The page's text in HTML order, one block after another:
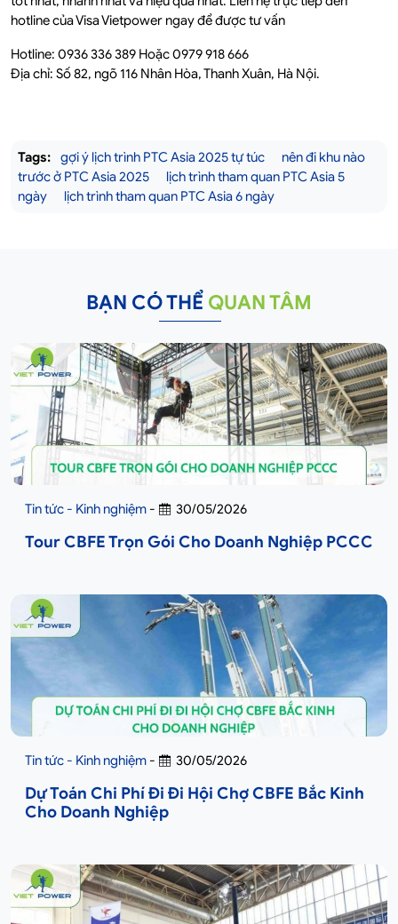
hotline của Visa Vietpower ngay để được tư vấn
Hotline: 0936 336 389 Hoặc 0979 918 666
Địa chỉ: Số 82, ngõ 116 Nhân Hòa, Thanh Xuân, Hà Nội.
Tags: gợi ý lịch trình PTC Asia 2025 tự túc
nên đi khu nào
trước ở PTC Asia 2025
lịch trình tham quan PTC Asia 5
ngày
lịch trình tham quan PTC Asia 6 ngày
BẠN CÓ THỂ QUAN TÂM
Tin tức - Kinh nghiệm - 30/05/2026
Tour CBFE Trọn Gói Cho Doanh Nghiệp PCCC
Tin tức - Kinh nghiệm - 30/05/2026
Dự Toán Chi Phí Đi Đi Hội Chợ CBFE Bắc Kinh
Cho Doanh Nghiệp